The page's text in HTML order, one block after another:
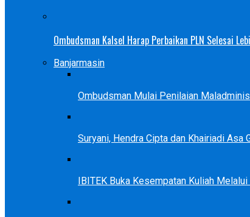
Ombudsman Kalsel Harap Perbaikan PLN Selesai
Banjarmasin
Ombudsman Mulai Penilaian
Suryani, Hendra Cipta dan Khairiadi Asa
IBITEK Buka Kesempatan Kuliah